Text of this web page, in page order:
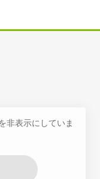
非表示にしていま